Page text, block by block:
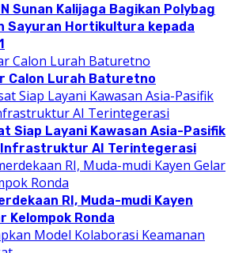
Sunan Kalijaga Bagikan Polybag
Sayuran Hortikultura kepada
Calon Lurah Baturetno
Siap Layani Kawasan Asia-Pasifik
AI Terintegerasi
RI, Muda-mudi Kayen
Kelompok Ronda